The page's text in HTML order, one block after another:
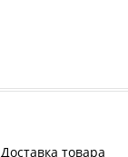
Доставка товара